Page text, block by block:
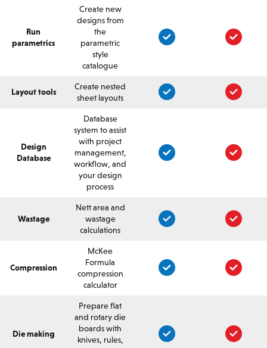
Run
parametrics
Create new
designs from
the
parametric
style
catalogue
Layout tools
Create nested
sheet layouts
Design
Database
Database
system to assist
with project
management,
workflow, and
your design
process
Wastage
Nett area and
wastage
calculations
Compression
McKee
Formula
compression
calculator
Die making
Prepare flat
and rotary die
boards with
knives, rules,